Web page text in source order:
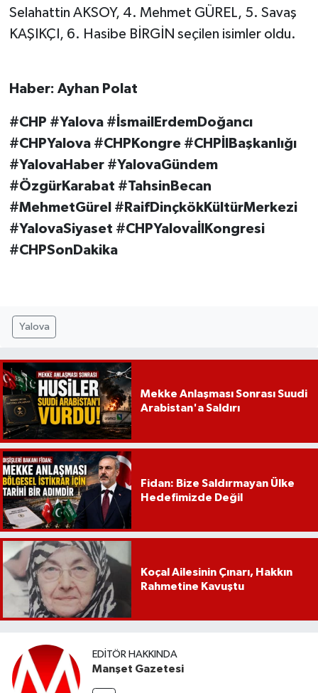
Selahattin AKSOY, 4. Mehmet GÜREL, 5. Savaş
KAŞIKÇI, 6. Hasibe BİRGİN seçilen isimler oldu.
Haber: Ayhan Polat
#CHP #Yalova #İsmailErdemDoğancı
#CHPYalova #CHPKongre #CHPİlBaşkanlığı
#YalovaHaber #YalovaGündem
#ÖzgürKarabat #TahsinBecan
#MehmetGürel #RaifDinçkökKültürMerkezi
#YalovaSiyaset #CHPYalovaİlKongresi
#CHPSonDakika​​​​​​​
Yalova
Mekke Anlaşması Sonrası Suudi
Arabistan'a Saldırı
Fidan: Bize Saldırmayan Ülke
Hedefimizde Değil
Koçal Ailesinin Çınarı, Hakkın
Rahmetine Kavuştu
EDITÖR HAKKINDA
Manşet Gazetesi